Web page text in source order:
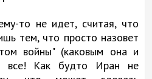
то не идет, считая, что
тем, что просто назовет
войны" (каковым она и
все! Как будто Иран не